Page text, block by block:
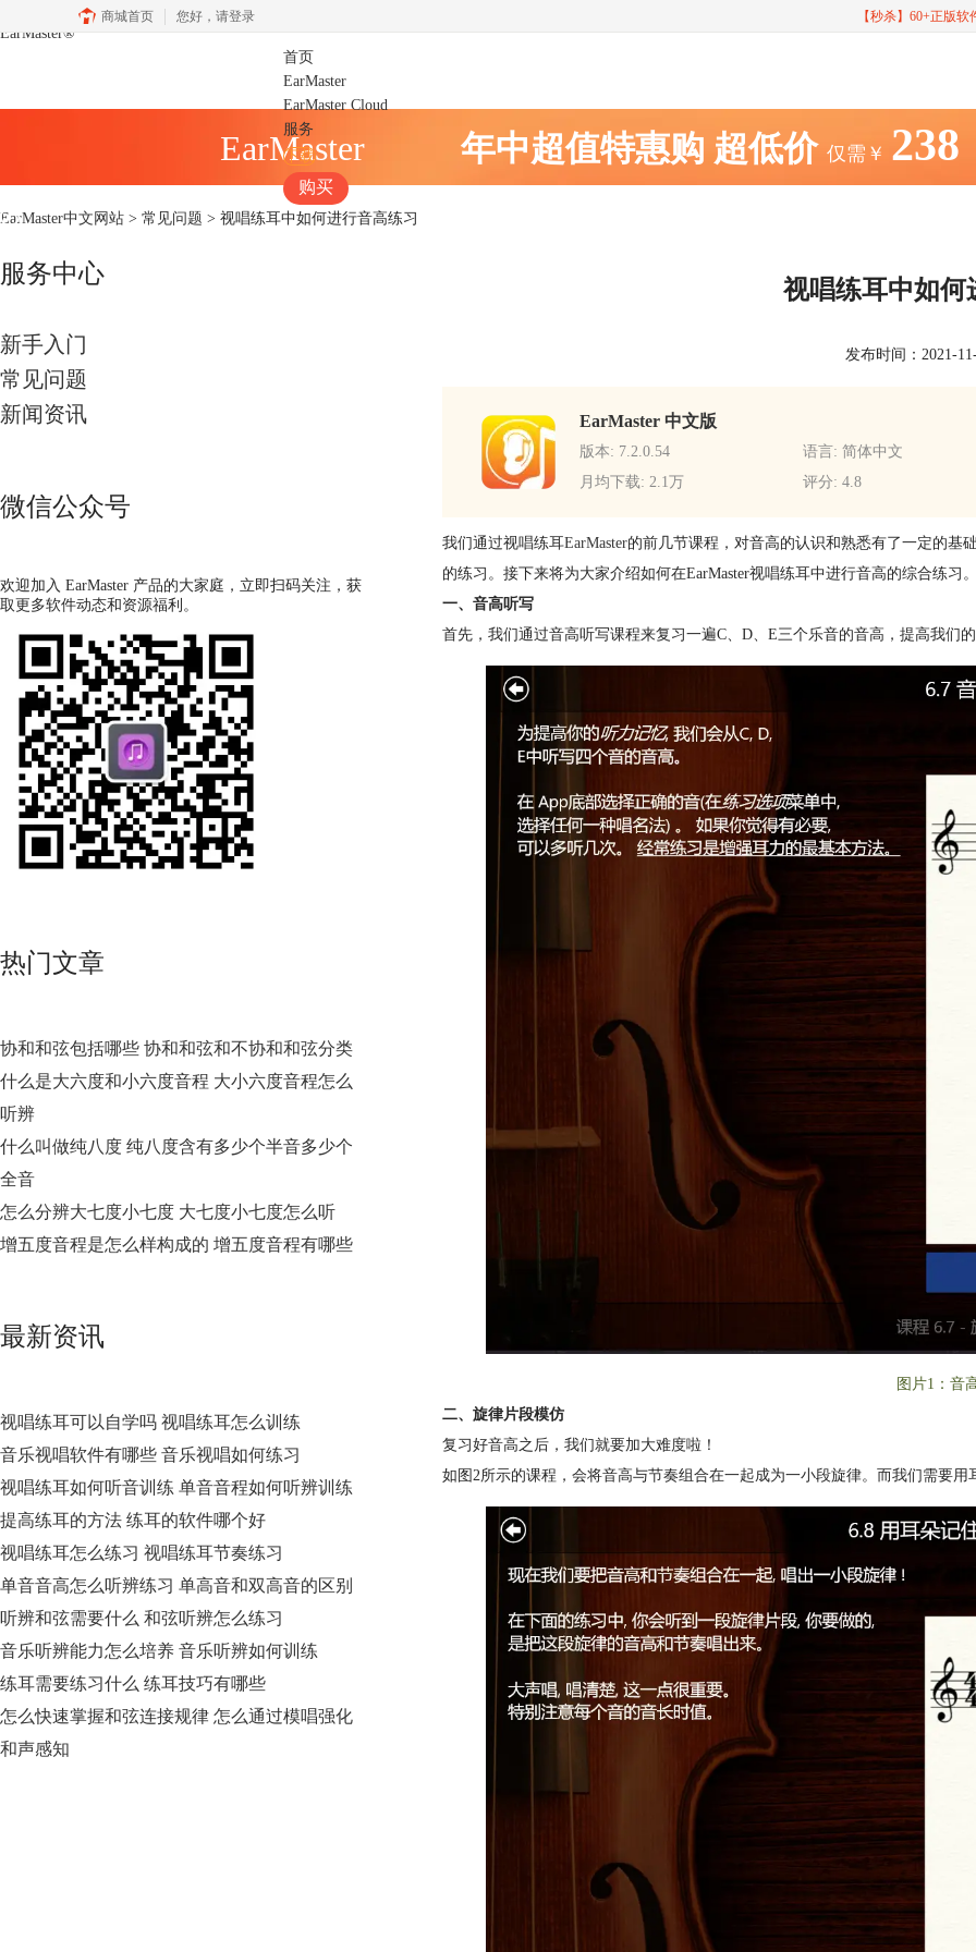
商城首页 您好， 请登录 【秒杀】60+正版
EarMaster®
首页
EarMaster
EarMaster Cloud
服务
下载
购买
EarMaster 年中超值特惠购 超低价 仅需￥ 238
EarMaster中文网站 > 常见问题 > 视唱练耳中如何进行音高练习
服务中心
新手入门
常见问题
新闻资讯
微信公众号
欢迎加入 EarMaster 产品的大家庭，立即扫码关注，获
取更多软件动态和资源福利。
热门文章
协和和弦包括哪些 协和和弦和不协和和弦分类
什么是大六度和小六度音程 大小六度音程怎么
听辨
什么叫做纯八度 纯八度含有多少个半音多少个
全音
怎么分辨大七度小七度 大七度小七度怎么听
增五度音程是怎么样构成的 增五度音程有哪些
最新资讯
视唱练耳可以自学吗 视唱练耳怎么训练
音乐视唱软件有哪些 音乐视唱如何练习
视唱练耳如何听音训练 单音音程如何听辨训练
提高练耳的方法 练耳的软件哪个好
视唱练耳怎么练习 视唱练耳节奏练习
单音音高怎么听辨练习 单高音和双高音的区别
听辨和弦需要什么 和弦听辨怎么练习
音乐听辨能力怎么培养 音乐听辨如何训练
练耳需要练习什么 练耳技巧有哪些
怎么快速掌握和弦连接规律 怎么通过模唱强化
和声感知
视唱练耳中如何
发布时间：2021-
EarMaster 中文版
版本: 7.2.0.54
语言: 简体中文
月均下载: 2.1万
评分: 4.8
我们通过视唱练耳EarMaster的前几节课程，对音高的认识和熟悉有了一定的基
的练习。接下来将为大家介绍如何在EarMaster视唱练耳中进行音高的综合练习
一、音高听写
首先，我们通过音高听写课程来复习一遍C、D、E三个乐音的音高，提高我们
图片1：音
二、旋律片段模仿
复习好音高之后，我们就要加大难度啦！
如图2所示的课程，会将音高与节奏组合在一起成为一小段旋律。而我们需要